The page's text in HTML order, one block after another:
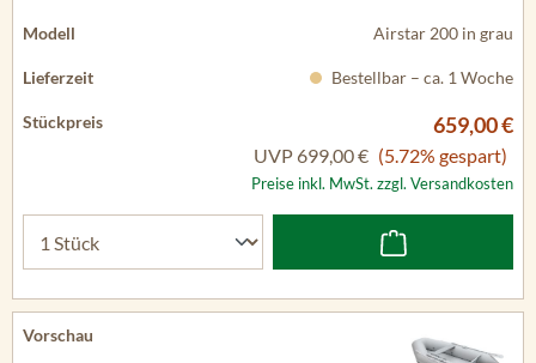
Airstar 200 in grau
Bestellbar – ca. 1 Woche
659,00 €
UVP 699,00 € (5.72% gespart)
Preise inkl. MwSt. zzgl. Versandkosten